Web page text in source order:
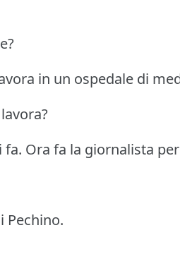
in un ospedale di
fa. Ora fa la giornalista
Pechino.